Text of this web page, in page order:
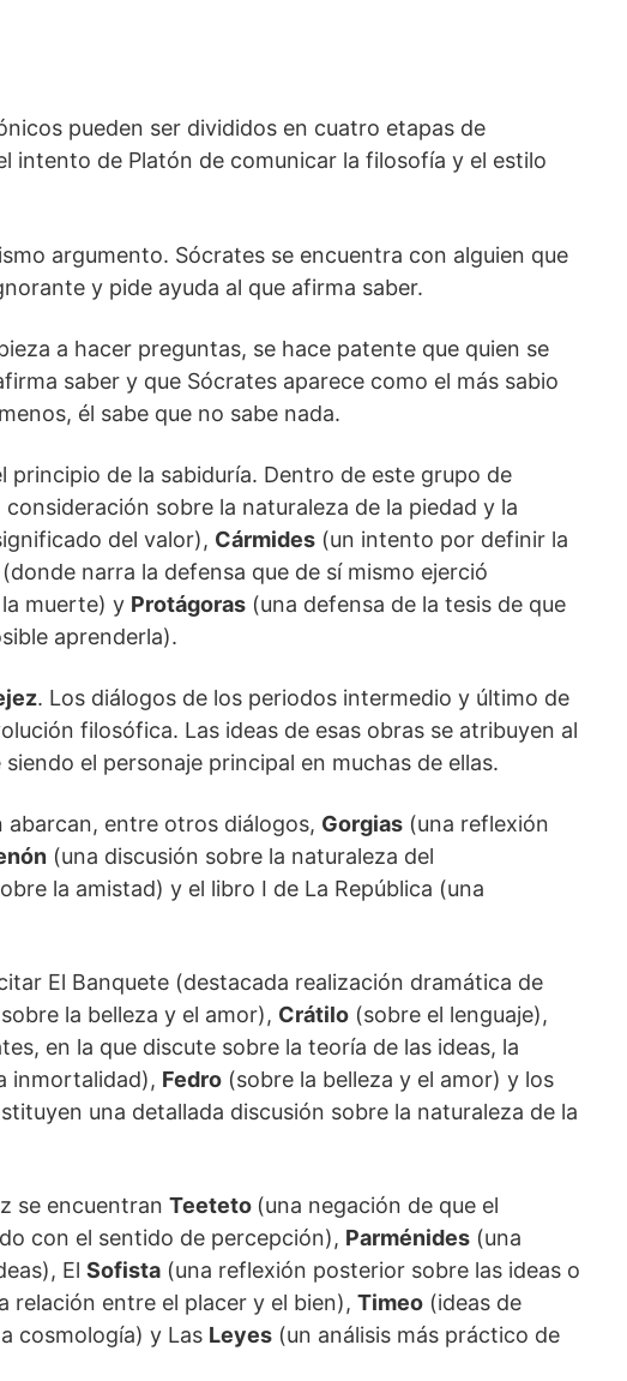
pueden ser divididos en cuatro etapas de
intento de Platón de comunicar la filosofía y el estilo
argumento. Sócrates se encuentra con alguien que
y pide ayuda al que afirma saber.
a hacer preguntas, se hace patente que quien se
saber y que Sócrates aparece como el más sabio
él sabe que no sabe nada.
principio de la sabiduría. Dentro de este grupo de
consideración sobre la naturaleza de la piedad y la
del valor), Cármides (un intento por definir la
(donde narra la defensa que de sí mismo ejerció
muerte) y Protágoras (una defensa de la tesis de que
aprenderla).
. Los diálogos de los periodos intermedio y último de
filosófica. Las ideas de esas obras se atribuyen al
el personaje principal en muchas de ellas.
entre otros diálogos, Gorgias (una reflexión
(una discusión sobre la naturaleza del
la amistad) y el libro I de La República (una
El Banquete (destacada realización dramática de
la belleza y el amor), Crátilo (sobre el lenguaje),
en la que discute sobre la teoría de las ideas, la
inmortalidad), Fedro (sobre la belleza y el amor) y los
una detallada discusión sobre la naturaleza de la
se encuentran Teeteto (una negación de que el
con el sentido de percepción), Parménides (una
El Sofista (una reflexión posterior sobre las ideas o
relación entre el placer y el bien), Timeo (ideas de
cosmología) y Las Leyes (un análisis más práctico de